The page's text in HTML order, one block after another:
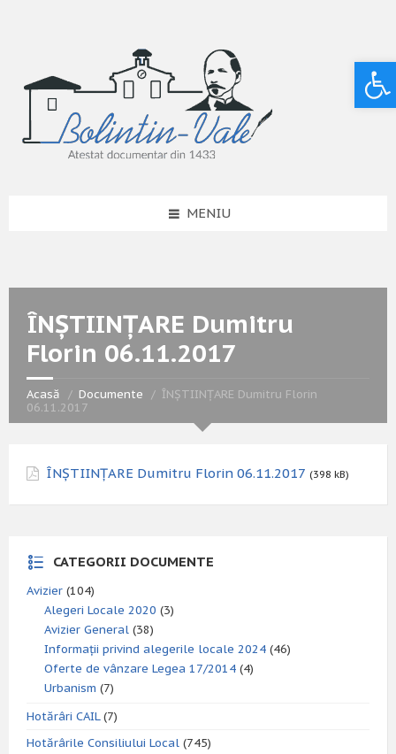
MENIU
ÎNȘTIINȚARE Dumitru
Florin 06.11.2017
Acasă Documente
ÎNȘTIINȚARE Dumitru Florin
06.11.2017
ÎNȘTIINȚARE Dumitru Florin 06.11.2017 (398 kB)
CATEGORII DOCUMENTE
Avizier (104)
Alegeri Locale 2020 (3)
Avizier General (38)
Informații privind alegerile locale 2024 (46)
Oferte de vânzare Legea 17/2014 (4)
Urbanism (7)
Hotărâri CAIL(7)
Hotărârile Consiliului Local (745)
Deschide bara de unelte